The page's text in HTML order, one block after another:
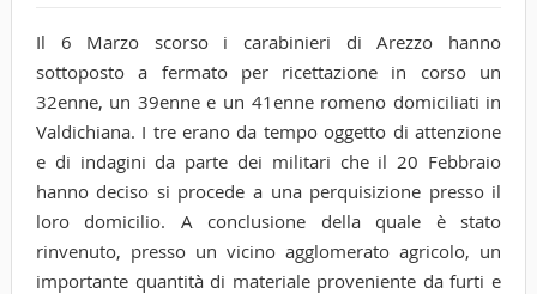
Il 6 Marzo scorso i carabinieri di Arezzo hanno
sottoposto a fermato per ricettazione in corso un
32enne, un 39enne e un 41enne romeno domiciliati in
Valdichiana. I tre erano da tempo oggetto di attenzione
e di indagini da parte dei militari che il 20 Febbraio
hanno deciso si procede a una perquisizione presso il
loro domicilio. A conclusione della quale è stato
rinvenuto, presso un vicino agglomerato agricolo, un
importante quantità di materiale proveniente da furti e